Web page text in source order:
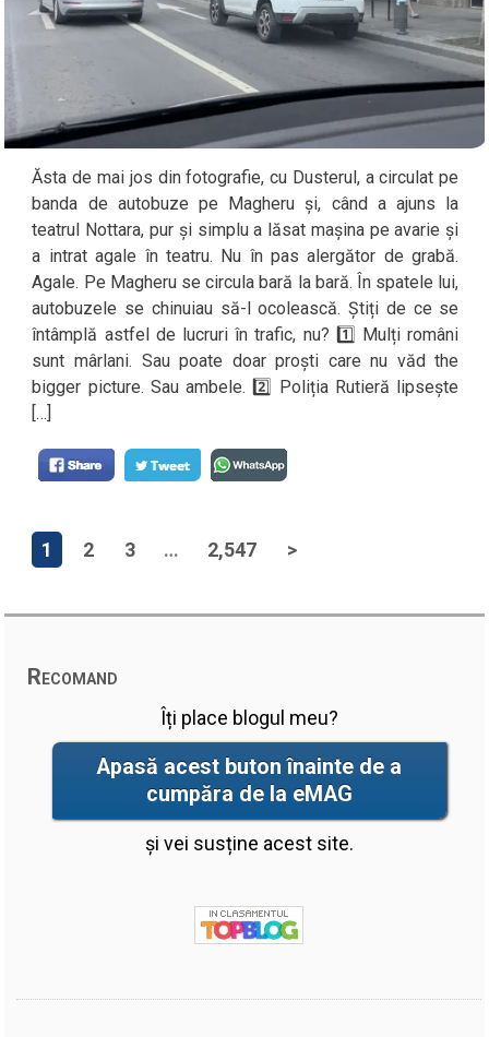
Ăsta de mai jos din fotografie, cu Dusterul, a circulat pe
banda de autobuze pe Magheru și, când a ajuns la
teatrul Nottara, pur și simplu a lăsat mașina pe avarie și
a intrat agale în teatru. Nu în pas alergător de grabă.
Agale. Pe Magheru se circula bară la bară. În spatele lui,
autobuzele se chinuiau să-l ocolească. Știți de ce se
întâmplă astfel de lucruri în trafic, nu? 1️⃣ Mulți români
sunt mârlani. Sau poate doar proști care nu văd the
bigger picture. Sau ambele. 2️⃣ Poliția Rutieră lipsește
[…]
1 2 3 … 2,547 >
Recomand
Îți place blogul meu?
Apasă acest buton înainte de a
cumpăra de la eMAG
și vei susține acest site.